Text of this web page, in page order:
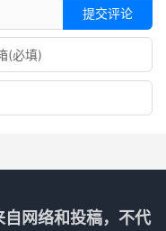
提交评论
网络和投稿，不代